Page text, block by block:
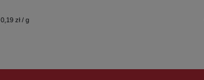
0,19 zł / g